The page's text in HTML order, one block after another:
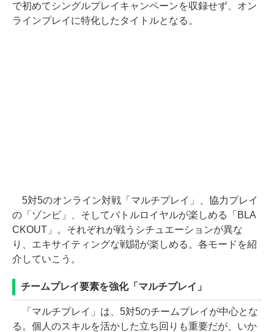
で初めてシングルプレイキャンペーンを収録せず、オン
ラインプレイに特化したタイトルとなる。
5対5のオンライン対戦「マルチプレイ」、協力プレイ
の「ゾンビ」、そしてバトルロイヤルが楽しめる「BLA
CKOUT」。それぞれが戦うシチュエーションが異な
り、エキサイティングな戦闘が楽しめる。各モードを紹
介していこう。
チームプレイ要素を強化「マルチプレイ」
「マルチプレイ」は、5対5のチームプレイが中心とな
る。個人のスキルを活かした立ち回りも重要だが、いか